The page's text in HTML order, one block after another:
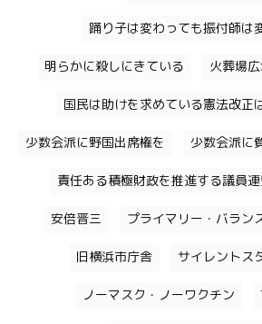
踊り子は変わっても振付師は
明らかに殺しにきている 火葬場
国民は助けを求めている憲法改正
少数会派に野国出席権を 少数会派に
責任ある積極財政を推進する議員
安倍晋三 プライマリー・バラン
旧横浜市庁舎 サイレントス
ノーマスク・ノーワクチン